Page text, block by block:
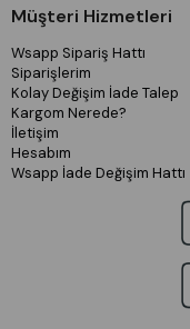
Müşteri Hizmetleri
Wsapp Sipariş Hattı
Siparişlerim
Kolay Değişim İade Talep
Kargom Nerede?
İletişim
Hesabım
Wsapp İade Değişim Hattı